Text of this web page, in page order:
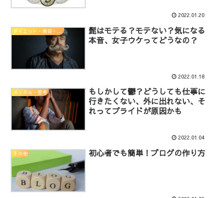
2022.01.20
ダイエット・美容・健康
髭はモテる？モテない？気になる
本音、女子ウケってどうなの？
2022.01.18
メンタル・思考
もしかして鬱？どうしても仕事に
行きたくない、外に出れない、そ
れってプライドが原因かも
2022.01.04
その他 初心者でも簡単！ブログの作り方